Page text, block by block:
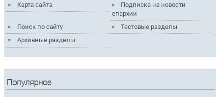
Карта сайта
Подписка на новости
епархии
Поиск по сайту
Тестовые разделы
Архивные разделы
Популярное